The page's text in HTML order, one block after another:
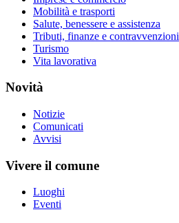
Mobilità e trasporti
Salute, benessere e assistenza
Tributi, finanze e contravvenzioni
Turismo
Vita lavorativa
Novità
Notizie
Comunicati
Avvisi
Vivere il comune
Luoghi
Eventi